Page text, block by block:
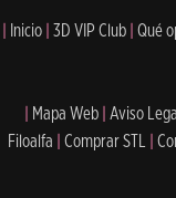
Inicio 3D VIP Club Qué
Mapa Web Aviso Legal
Filoalfa
Comprar STL